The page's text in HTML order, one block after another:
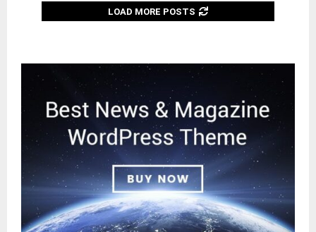
LOAD MORE POSTS